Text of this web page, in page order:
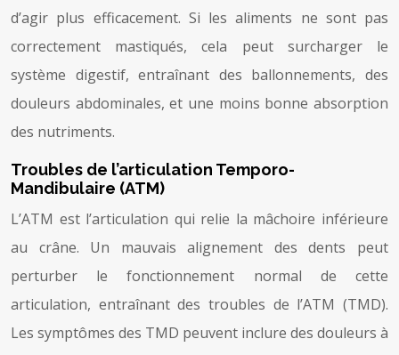
d’agir plus efficacement. Si les aliments ne sont pas
correctement mastiqués, cela peut surcharger le
système digestif, entraînant des ballonnements, des
douleurs abdominales, et une moins bonne absorption
des nutriments.
Troubles de l’articulation Temporo-
Mandibulaire (ATM)
L’ATM est l’articulation qui relie la mâchoire inférieure
au crâne. Un mauvais alignement des dents peut
perturber le fonctionnement normal de cette
articulation, entraînant des troubles de l’ATM (TMD).
Les symptômes des TMD peuvent inclure des douleurs à